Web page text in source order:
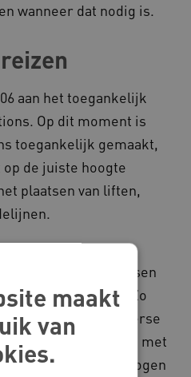
wanneer dat nodig is.
aan het toegankelijk
Op dit moment is
toegankelijk gemaakt,
de juiste hoogte
plaatsen van liften,
hebben ook
reizen voor mensen
te maken. Zo
met een gelijkvloerse
voor mensen met
voor rolstoelen, mogen
maakt
van